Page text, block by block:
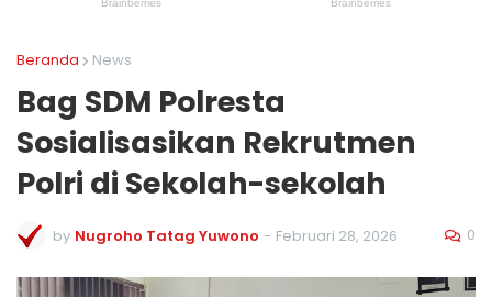
Beranda News
‎Bag SDM Polresta
Sosialisasikan Rekrutmen
Polri di Sekolah-sekolah
by Nugroho Tatag Yuwono - Februari 28, 2026 0